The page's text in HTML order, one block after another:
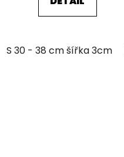
S 30 - 38 cm šířka 3cm